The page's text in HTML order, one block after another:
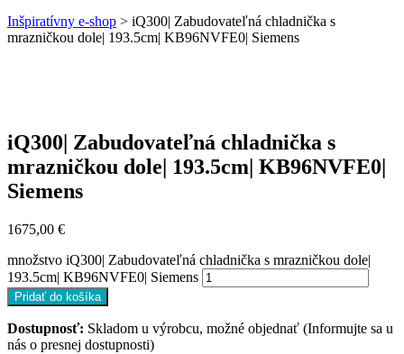
Inšpiratívny e-shop > iQ300| Zabudovateľná chladnička s
mrazničkou dole| 193.5cm| KB96NVFE0| Siemens
iQ300| Zabudovateľná chladnička s
mrazničkou dole| 193.5cm| KB96NVFE0|
Siemens
1675,00 €
množstvo iQ300| Zabudovateľná chladnička s mrazničkou dole|
193.5cm| KB96NVFE0| Siemens
Pridať do košíka
Dostupnosť: Skladom u výrobcu, možné objednať (Informujte sa u
nás o presnej dostupnosti)